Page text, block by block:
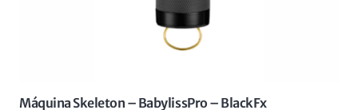
Máquina Skeleton – BabylissPro – BlackFx